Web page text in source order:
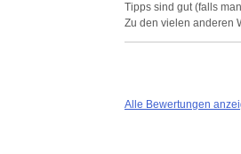
Tipps sind gut (falls
Zu den vielen anderen
Technik ist gut, aber
Alle Bewertungen